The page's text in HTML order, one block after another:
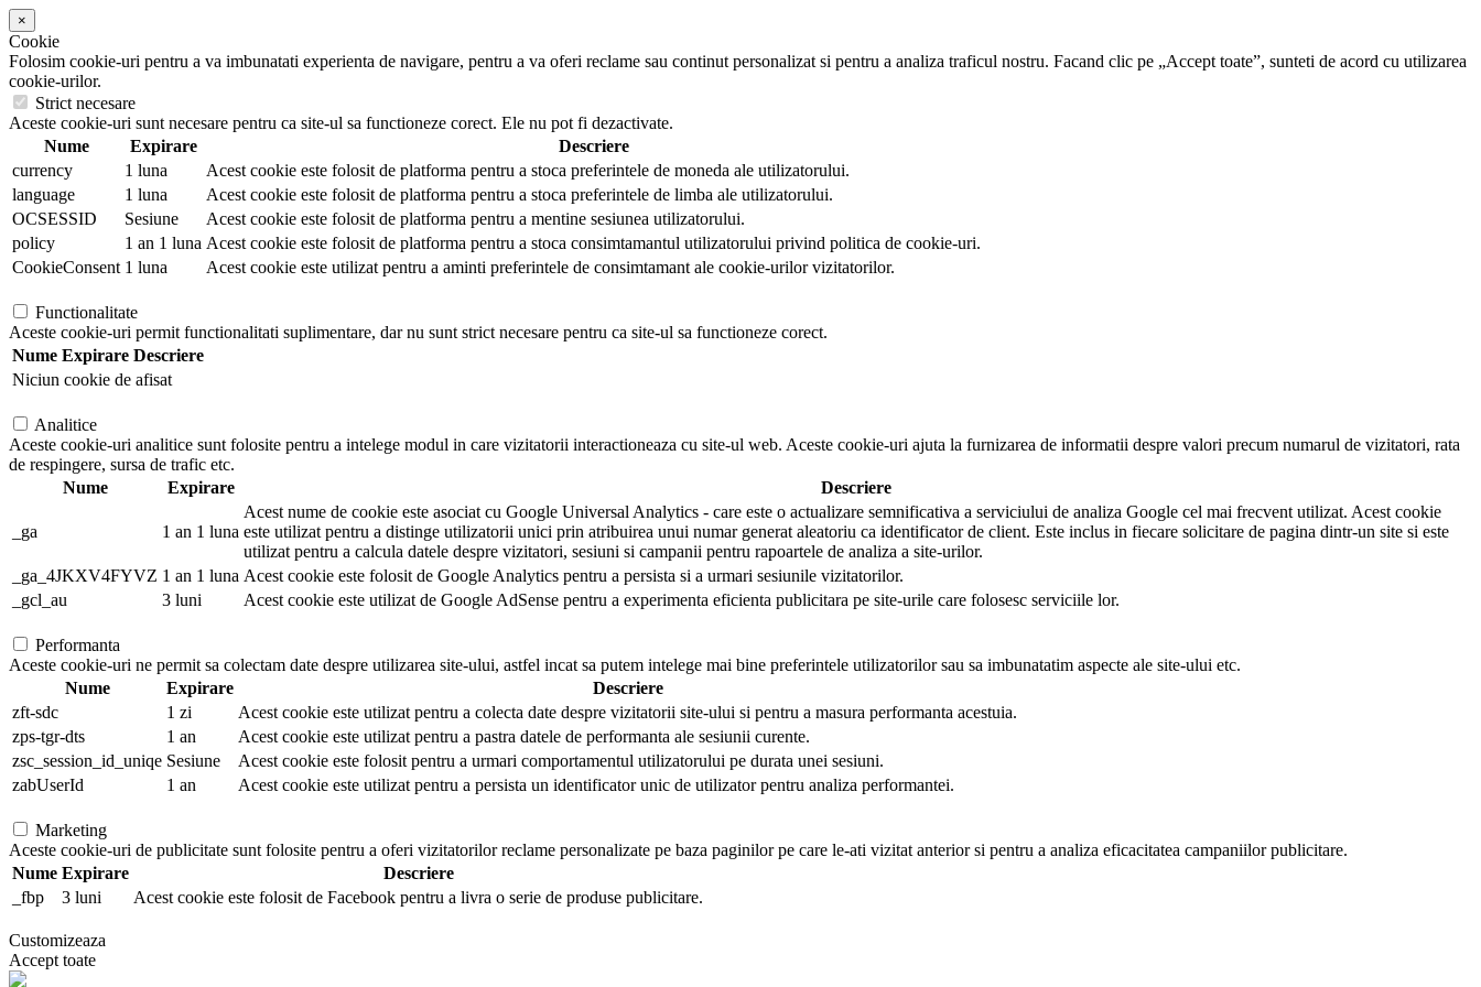
×
Cookie
Folosim cookie-uri pentru a va imbunatati experienta de navigare, pentru a va oferi reclame sau continut personalizat si pentru a analiza traficul nostru. Facand clic pe „Accept toate”, sunteti de acord cu utilizarea
cookie-urilor.
Strict necesare
Aceste cookie-uri sunt necesare pentru ca site-ul sa functioneze corect. Ele nu pot fi dezactivate.
Nume
Expirare
Descriere
currency
1 luna
Acest cookie este folosit de platforma pentru a stoca preferintele de moneda ale utilizatorului.
language
1 luna
Acest cookie este folosit de platforma pentru a stoca preferintele de limba ale utilizatorului.
OCSESSID
Sesiune
Acest cookie este folosit de platforma pentru a mentine sesiunea utilizatorului.
policy
1 an 1 luna Acest cookie este folosit de platforma pentru a stoca consimtamantul utilizatorului privind politica de cookie-uri.
CookieConsent 1 luna Acest cookie este utilizat pentru a aminti preferintele de consimtamant ale cookie-urilor vizitatorilor.
Functionalitate
Aceste cookie-uri permit functionalitati suplimentare, dar nu sunt strict necesare pentru ca site-ul sa functioneze corect.
Nume Expirare Descriere
Niciun cookie de afisat
Analitice
Aceste cookie-uri analitice sunt folosite pentru a intelege modul in care vizitatorii interactioneaza cu site-ul web. Aceste cookie-uri ajuta la furnizarea de informatii despre valori precum numarul de vizitatori, rata
de respingere, sursa de trafic etc.
Nume
Expirare Descriere
_ga 1 an 1 luna
Acest nume de cookie este asociat cu Google Universal Analytics - care este o actualizare semnificativa a serviciului de analiza Google cel mai frecvent utilizat. Acest cookie
este utilizat pentru a distinge utilizatorii unici prin atribuirea unui numar generat aleatoriu ca identificator de client. Este inclus in fiecare solicitare de pagina dintr-un site si este
utilizat pentru a calcula datele despre vizitatori, sesiuni si campanii pentru rapoartele de analiza a site-urilor.
_ga_4JKXV4FYVZ 1 an 1 luna Acest cookie este folosit de Google Analytics pentru a persista si a urmari sesiunile vizitatorilor.
_gcl_au
3 luni Acest cookie este utilizat de Google AdSense pentru a experimenta eficienta publicitara pe site-urile care folosesc serviciile lor.
Performanta
Aceste cookie-uri ne permit sa colectam date despre utilizarea site-ului, astfel incat sa putem intelege mai bine preferintele utilizatorilor sau sa imbunatatim aspecte ale site-ului etc.
Nume
Expirare
Descriere
zft-sdc
1 zi
Acest cookie este utilizat pentru a colecta date despre vizitatorii site-ului si pentru a masura performanta acestuia.
zps-tgr-dts
1 an
Acest cookie este utilizat pentru a pastra datele de performanta ale sesiunii curente.
zsc_session_id_uniqe Sesiune
Acest cookie este folosit pentru a urmari comportamentul utilizatorului pe durata unei sesiuni.
zabUserId
1 an Acest cookie este utilizat pentru a persista un identificator unic de utilizator pentru analiza performantei.
Marketing
Aceste cookie-uri de publicitate sunt folosite pentru a oferi vizitatorilor reclame personalizate pe baza paginilor pe care le-ati vizitat anterior si pentru a analiza eficacitatea campaniilor publicitare.
Nume Expirare
Descriere
_fbp
3 luni Acest cookie este folosit de Facebook pentru a livra o serie de produse publicitare.
Customizeaza
Accept toate